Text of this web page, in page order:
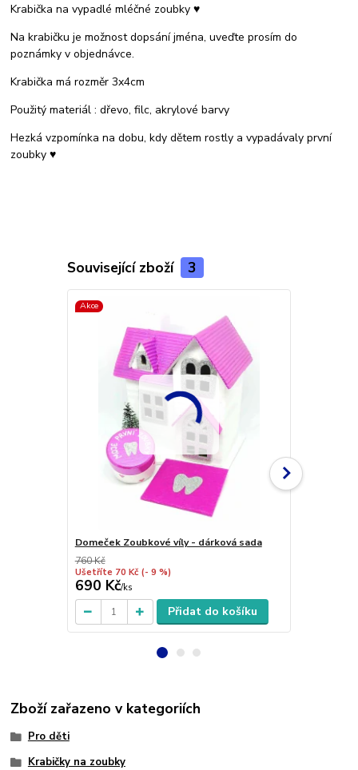
Krabička na vypadlé mléčné zoubky ♥
Na krabičku je možnost dopsání jména, uveďte prosím do
poznámky v objednávce.
Krabička má rozměr 3x4cm
Použitý materiál : dřevo, filc, akrylové barvy
Hezká vzpomínka na dobu, kdy dětem rostly a vypadávaly první
zoubky ♥
Související zboží 3
Akce
Domeček Zoubkové víly - dárková sada
760 Kč
Ušetříte 70 Kč (- 9 %)
690 Kč/ks
Přidat do košíku
Zboží zařazeno v kategoriích
Pro děti
Krabičky na zoubky